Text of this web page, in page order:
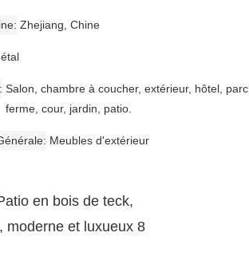
Zhejiang, Chine
Salon, chambre à coucher, extérieur, hôtel, parc,
ferme, cour, jardin, patio.
Meubles d'extérieur